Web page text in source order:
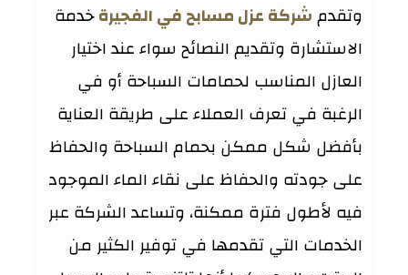
وتقدمشركة عزل مسابح في الفجيرةخدمة
الاستشارة وتقديم النصائح سواء عند اختيار
العازل المناسب لحمامات السباحة أو في
الرغبة في تعرف العملاء على طريقة العناية
بأفضل شكل ممكن بحمام السباحة والحفاظ
على جودته والحفاظ على نقاء الماء الموجود
فيه لأطول فترة ممكنة، وتساعد الشركة عبر
الخدمات التي تقدمها في توفير الكثير من